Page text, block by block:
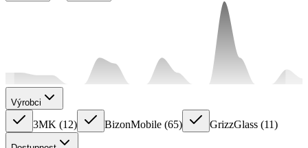
Výrobci
3MK (12) BizonMobile (65) GrizzGlass (11)